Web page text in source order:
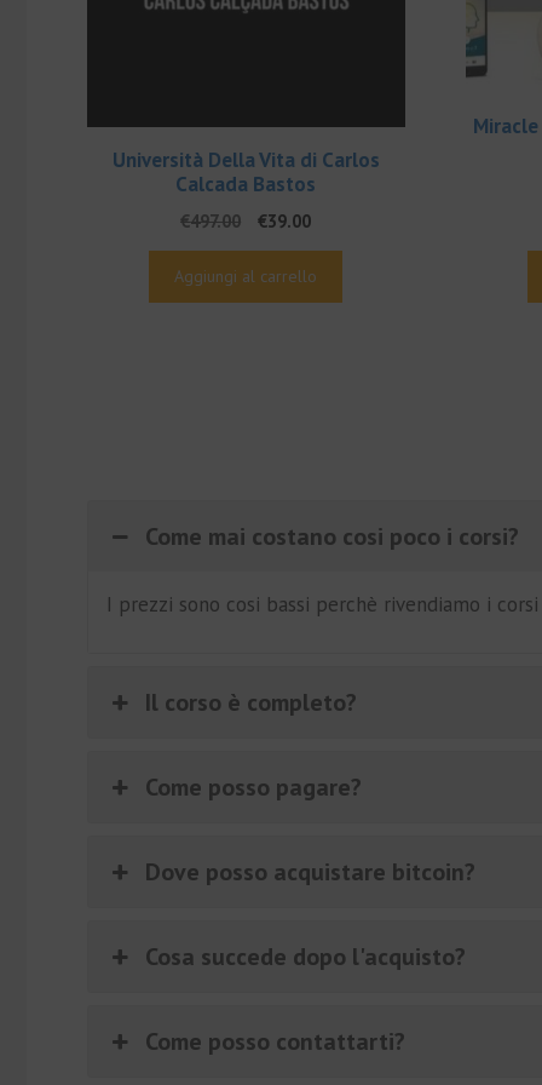
Università Della Vita di Carlos
Calcada Bastos
€497.00
Il
prezzo
originale
€39.00Il
prezzo
attuale
Aggiungi al carrello
Come mai costano cosi poco i corsi?
I prezzi sono cosi bassi perchè rivendiamo i
Il corso è completo?
Come posso pagare?
Dove posso acquistare bitcoin?
Cosa succede dopo l'acquisto?
Come posso contattarti?